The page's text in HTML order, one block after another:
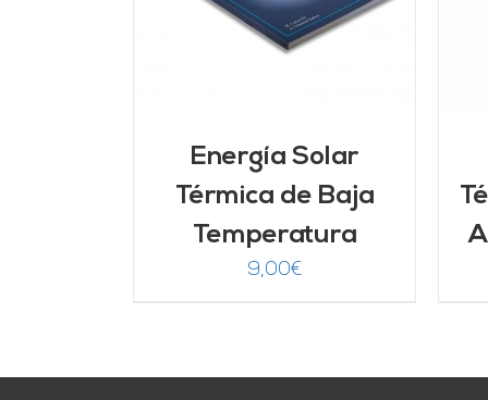
Energía Solar
Térmica de Baja
Temperatura
9,00€
DETALLES